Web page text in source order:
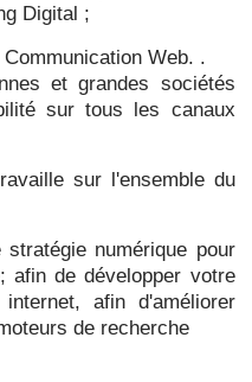
Digital ;
Web. .
et grandes sociétés
sur tous les canaux
sur l'ensemble du
numérique pour
afin de développer votre
afin d'améliorer
de recherche